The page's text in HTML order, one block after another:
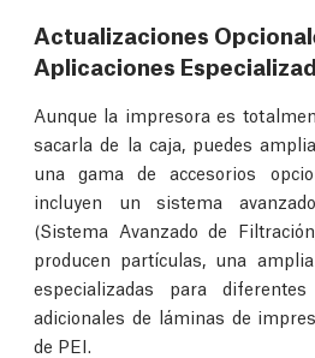
Actualizaciones
Aplicaciones
Aunque la impresora es
sacarla de la caja, puedes
una gama de accesorios
incluyen un sistema
(Sistema Avanzado de
producen partículas, una
especializadas para
adicionales de láminas de
de PEI.